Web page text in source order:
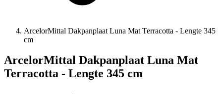
ArcelorMittal Dakpanplaat Luna Mat Terracotta - Lengte 345
cm
ArcelorMittal Dakpanplaat Luna Mat
Terracotta - Lengte 345 cm